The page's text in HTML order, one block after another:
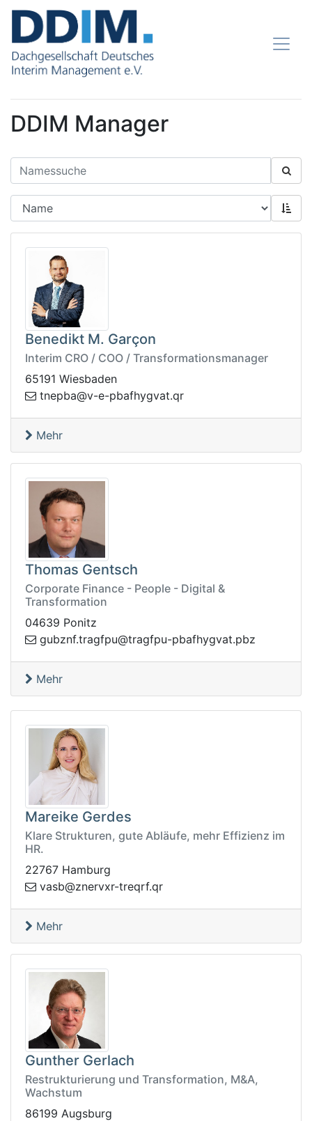
DDIM Manager
Benedikt M. Garçon
Interim CRO / COO / Transformationsmanager
65191 Wiesbaden
rq.tavgyhfabp-
e-v@abpent
Mehr
Thomas Gentsch
Corporate Finance - People - Digital &
Transformation
04639 Ponitz
zbp.tav
gyhfabp-upfgart@upfgart.fnzbug
Mehr
Mareike Gerdes
Klare Strukturen, gute Abläufe, mehr Effizienz im
HR.
22767 Hamburg
rq.f
rqert-rxvrenz@bsav
Mehr
Gunther Gerlach
Restrukturierung und Transformation, M&A,
Wachstum
86199 Augsburg